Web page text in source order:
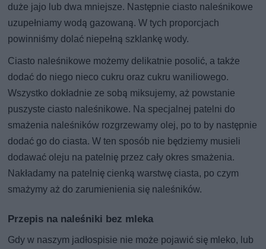
duże jajo lub dwa mniejsze. Następnie ciasto naleśnikowe
uzupełniamy wodą gazowaną. W tych proporcjach
powinniśmy dolać niepełną szklankę wody.
Ciasto naleśnikowe możemy delikatnie posolić, a także
dodać do niego nieco cukru oraz cukru waniliowego.
Wszystko dokładnie ze sobą miksujemy, aż powstanie
puszyste ciasto naleśnikowe. Na specjalnej patelni do
smażenia naleśników rozgrzewamy olej, po to by następnie
dodać go do ciasta. W ten sposób nie będziemy musieli
dodawać oleju na patelnię przez cały okres smażenia.
Nakładamy na patelnię cienką warstwę ciasta, po czym
smażymy aż do zarumienienia się naleśników.
Przepis na naleśniki bez mleka
Gdy w naszym jadłospisie nie może pojawić się mleko, lub